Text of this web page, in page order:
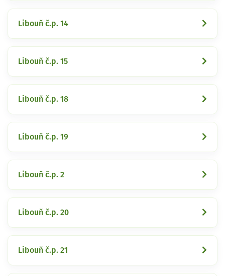
Libouň č.p. 14
Libouň č.p. 15
Libouň č.p. 18
Libouň č.p. 19
Libouň č.p. 2
Libouň č.p. 20
Libouň č.p. 21